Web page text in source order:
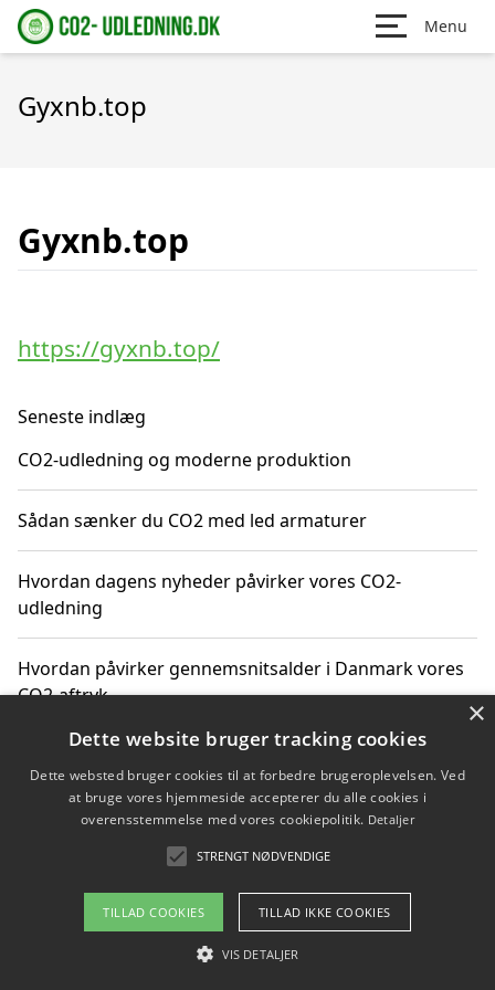
Menu
Gyxnb.top
Gyxnb.top
https://gyxnb.top/
Seneste indlæg
CO2-udledning og moderne produktion
Sådan sænker du CO2 med led armaturer
Hvordan dagens nyheder påvirker vores CO2-
udledning
Hvordan påvirker gennemsnitsalder i Danmark vores
CO2-aftryk
Hvordan nyheder om CO2-udledning påvirker vores
hverdag
Om / kontakt
Blog Betingelser
×
Dette website bruger tracking cookies
Dette websted bruger cookies til at forbedre brugeroplevelsen. Ved
at bruge vores hjemmeside accepterer du alle cookies i
overensstemmelse med vores cookiepolitik. Detaljer
STRENGT NØDVENDIGE
TILLAD COOKIES TILLAD IKKE COOKIES
VIS DETALJER